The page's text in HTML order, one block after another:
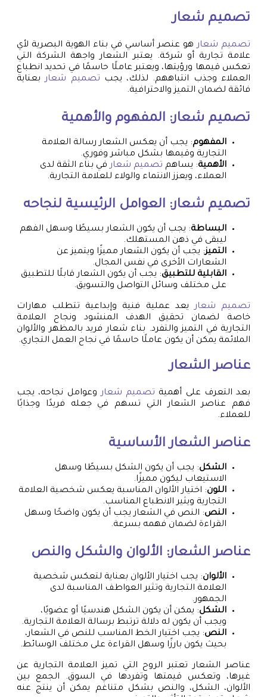
تصميم شعار
تصميم شعارهو عنصر أساسي في بناء الهوية البصرية لأي
علامة تجارية أو شركة. يعتبر الشعار واجهة الشركة التي
تعكس قيمها ورؤيتها، ويعتبر عاملًا حاسمًا في تحديد انطباع
العملاء وجذب انتباههم. لذلك، يجب تصميم شعاربعناية
فائقة لضمان التميز والاحترافية.
تصميم شعار: المفهوم والأهمية
المفهوم: يجب أن يعكس الشعار رسالة العلامة
التجارية وقيمها بشكل مباشر وفوري.
الأهمية: يساهم تصميم شعارفي بناء الثقة لدى
العملاء، ويعزز الانتماء والولاء للعلامة التجارية.
تصميم شعار: العوامل الرئيسية لنجاحه
البساطة: يجب أن يكون الشعار بسيطًا وسهل الفهم
ليبقى في ذهن المستهلك.
التميز: يجب أن يكون الشعار مميزًا ويتميز عن
الشعارات الأخرى في نفس المجال.
القابلية للتطبيق: يجب أن يكون الشعار قابلًا للتطبيق
على مختلف وسائل التواصل والتسويق.
تصميم شعاريعد عملية فنية وإبداعية تتطلب مهارات
خاصة لضمان تحقيق الهدف المنشود ونجاح العلامة
التجارية في التميز والتفرد. بناء شعار فريد بالمظهر والألوان
الملائمة يمكن أن يكون عاملًا حاسمًا في نجاح العمل التجاري.
عناصر الشعار
بعد التعرف على أهمية تصميم شعاروعوامل نجاحه، يجب
فهم عناصر الشعار التي تسهم في جعله فريدًا وجذابًا
للعملاء.
عناصر الشعار الأساسية
الشكل: يجب أن يكون الشكل بسيطًا وسهل
الاستيعاب ليكون مميزًا.
اللون: اختيار الألوان المناسبة يعكس شخصية العلامة
التجارية ويثير الانطباع المناسب.
النص: النص في الشعار يجب أن يكون واضحًا وسهل
القراءة لضمان فهمه بسرعة.
عناصر الشعار: الألوان والشكل والنص
الألوان: يجب اختيار الألوان بعناية لتعكس شخصية
العلامة التجارية وتثير العواطف المناسبة لدى
الجمهور.
الشكل: يمكن أن يكون الشكل هندسيًا أو عضويًا،
ويجب أن يكون له دلالة ترتبط برسالة العلامة التجارية.
النص: يجب اختيار الخط المناسب للنص في الشعار،
بحيث يكون بارزًا وسهل القراءة على مختلف الوسائط.
عناصر الشعار تعتبر الروح التي تميز العلامة التجارية عن
غيرها، وتعكس قيمتها وتفردها في السوق. الجمع بين
الألوان، الشكل، والنص بشكل متناغم يمكن أن ينتج عنه